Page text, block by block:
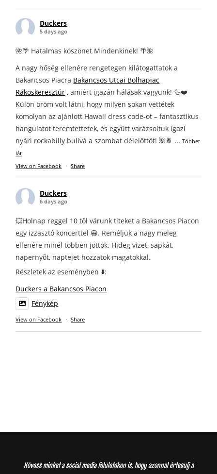
Duckers
5 days ago
🌺🌴 Hatalmas köszönet Mindenkinek! 🌴🌺
A nagy hőség ellenére rengetegen kilátogattatok a
Bakancsos Piacra Bakancsos Utcai Bolhapiac
Rákoskeresztúr , amiért igazán hálásak vagyunk! 🦆❤️
Külön öröm volt látni, hogy milyen sokan vettétek
komolyan az ajánlott Hawaii dress code-ot – fantasztikus
hangulatot teremtettetek, és együtt varázsoltuk igazi
nyári rockabilly bulivá a szombat délelőttöt! 🌺🍍 ...Többet
lát
View on Facebook · Share
Duckers
6 days ago
💥Holnap reggel 10 től várunk titeket a Bakancsos Piacon
egy izzasztó koncerttel 😃. Reméljük a nagy meleg
ellenére minél többen jöttök. Hideg vizet, sapkát,
napernyőt, naptejet hozzatok magatokkal.
Részletek az eseményben ⬇️:
Duckers a Bakancsos Piacon
Fénykép
View on Facebook · Share
Kövess minket a social media felületeken is, hogy azonnal értesülj a